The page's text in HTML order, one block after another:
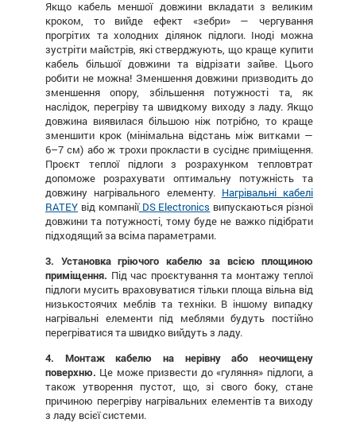
Якщо кабель меншої довжини вкладати з великим
кроком, то вийде ефект «зебри» — чергування
прогрітих та холодних ділянок підлоги. Іноді можна
зустріти майстрів, які стверджують, що краще купити
кабель більшої довжини та відрізати зайве. Цього
робити не можна! Зменшення довжини призводить до
зменшення опору, збільшення потужності та, як
наслідок, перегріву та швидкому виходу з ладу. Якщо
довжина виявилася більшою ніж потрібно, то краще
зменшити крок (мінімальна відстань між витками —
6–7 см) або ж трохи прокласти в сусіднє приміщення.
Проєкт теплої підлоги з розрахунком тепловтрат
допоможе розрахувати оптимальну потужність та
довжину нагрівального елементу. Нагрівальні кабелі
RATEY від компаніїDS Electronics випускаються різної
довжини та потужності, тому буде не важко підібрати
підходящий за всіма параметрами.
3. Установка гріючого кабелю за всією площиною
приміщення. Під час проєктування та монтажу теплої
підлоги мусить враховуватися тільки площа вільна від
низькостоячих меблів та техніки. В іншому випадку
нагрівальні елементи під меблями будуть постійно
перегріватися та швидко вийдуть з ладу.
4. Монтаж кабелю на нерівну або неочищену
поверхню. Це може призвести до «гуляння» підлоги, а
також утворення пустот, що, зі свого боку, стане
причиною перегріву нагрівальних елементів та виходу
з ладу всієї системи.